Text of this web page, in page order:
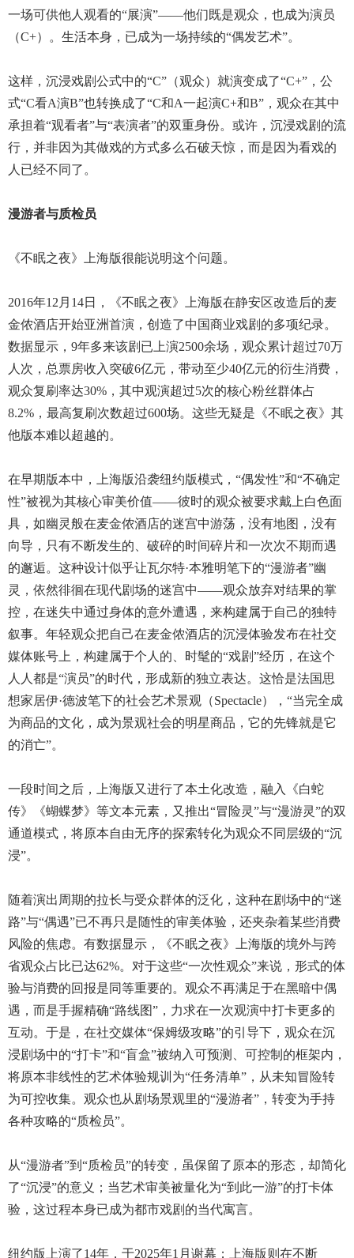
一场可供他人观看的“展演”——他们既是观众，也成为演员
（C+）。生活本身，已成为一场持续的“偶发艺术”。
这样，沉浸戏剧公式中的“C”（观众）就演变成了“C+”，公
式“C看A演B”也转换成了“C和A一起演C+和B”，观众在其中
承担着“观看者”与“表演者”的双重身份。或许，沉浸戏剧的流
行，并非因为其做戏的方式多么石破天惊，而是因为看戏的
人已经不同了。
漫游者与质检员
《不眠之夜》上海版很能说明这个问题。
2016年12月14日，《不眠之夜》上海版在静安区改造后的麦
金侬酒店开始亚洲首演，创造了中国商业戏剧的多项纪录。
数据显示，9年多来该剧已上演2500余场，观众累计超过70万
人次，总票房收入突破6亿元，带动至少40亿元的衍生消费，
观众复刷率达30%，其中观演超过5次的核心粉丝群体占
8.2%，最高复刷次数超过600场。这些无疑是《不眠之夜》其
他版本难以超越的。
在早期版本中，上海版沿袭纽约版模式，“偶发性”和“不确定
性”被视为其核心审美价值——彼时的观众被要求戴上白色面
具，如幽灵般在麦金侬酒店的迷宫中游荡，没有地图，没有
向导，只有不断发生的、破碎的时间碎片和一次次不期而遇
的邂逅。这种设计似乎让瓦尔特·本雅明笔下的“漫游者”幽
灵，依然徘徊在现代剧场的迷宫中——观众放弃对结果的掌
控，在迷失中通过身体的意外遭遇，来构建属于自己的独特
叙事。年轻观众把自己在麦金侬酒店的沉浸体验发布在社交
媒体账号上，构建属于个人的、时髦的“戏剧”经历，在这个
人人都是“演员”的时代，形成新的独立表达。这恰是法国思
想家居伊·德波笔下的社会艺术景观（Spectacle），“当完全成
为商品的文化，成为景观社会的明星商品，它的先锋就是它
的消亡”。
一段时间之后，上海版又进行了本土化改造，融入《白蛇
传》《蝴蝶梦》等文本元素，又推出“冒险灵”与“漫游灵”的双
通道模式，将原本自由无序的探索转化为观众不同层级的“沉
浸”。
随着演出周期的拉长与受众群体的泛化，这种在剧场中的“迷
路”与“偶遇”已不再只是随性的审美体验，还夹杂着某些消费
风险的焦虑。有数据显示，《不眠之夜》上海版的境外与跨
省观众占比已达62%。对于这些“一次性观众”来说，形式的体
验与消费的回报是同等重要的。观众不再满足于在黑暗中偶
遇，而是手握精确“路线图”，力求在一次观演中打卡更多的
互动。于是，在社交媒体“保姆级攻略”的引导下，观众在沉
浸剧场中的“打卡”和“盲盒”被纳入可预测、可控制的框架内，
将原本非线性的艺术体验规训为“任务清单”，从未知冒险转
为可控收集。观众也从剧场景观里的“漫游者”，转变为手持
各种攻略的“质检员”。
从“漫游者”到“质检员”的转变，虽保留了原本的形态，却简化
了“沉浸”的意义；当艺术审美被量化为“到此一游”的打卡体
验，这过程本身已成为都市戏剧的当代寓言。
纽约版上演了14年，于2025年1月谢幕；上海版则在不断